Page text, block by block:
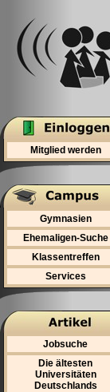
Mitglied werden
Gymnasien
Ehemaligen-Suche
Klassentreffen
Services
Jobsuche
Die ältesten
Universitäten
Deutschlands